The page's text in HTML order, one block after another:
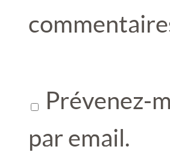
Prévenez-
par email.